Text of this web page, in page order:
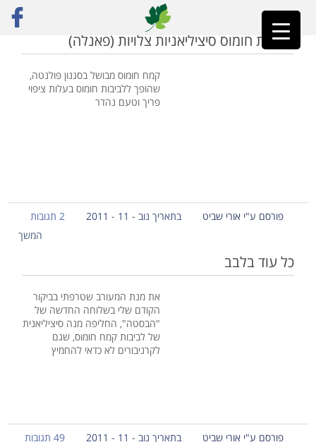
ראשי»ג'בטה
לביבות חומוס סיציליאניות צלויות (פאנלה)
קמח חומוס מבושל בסגנון פולנטה,
שהופך ללביבות חומוס בעלות ציפוי
פריך וטעם נהדר
פורסם ע"י אורי שביט בתאריך נוב - 11 - 2011
2 תגובות
המשך
כל עוד בלבב
את מנת המעורב שטרפתי בביקור
הקודם שלי בשלוחה החדשה של
"הבסטה", החליפה מנה סיציליאנית
של לביבות קמח חומוס, שגם
לקרניבורים לא כדאי להחמיץ
פורסם ע"י אורי שביט בתאריך נוב - 11 - 2011
49 תגובות